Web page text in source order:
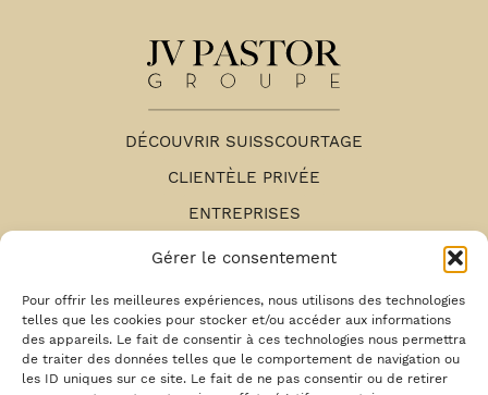
Gérer le consentement
Pour offrir les meilleures expériences, nous utilisons des technologies
telles que les cookies pour stocker et/ou accéder aux informations
des appareils. Le fait de consentir à ces technologies nous permettra
de traiter des données telles que le comportement de navigation ou
les ID uniques sur ce site. Le fait de ne pas consentir ou de retirer
DÉCOUVRIR SUISSCOURTAGE
CLIENTÈLE PRIVÉE
ENTREPRISES
NOS AGENCES
MENTIONS LÉGALES
MON ESPACE CLIENT